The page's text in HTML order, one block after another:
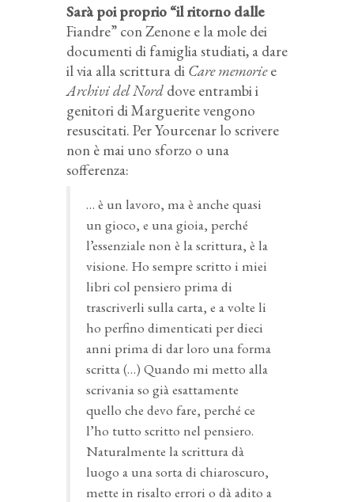
Sarà poi proprio “il ritorno dalle
Fiandre” con Zenone e la mole dei
documenti di famiglia studiati, a dare
il via alla scrittura di Care memoriee
Archivi del Nord dove entrambi i
genitori di Marguerite vengono
resuscitati. Per Yourcenar lo scrivere
non è mai uno sforzo o una
sofferenza:
… è un lavoro, ma è anche quasi
un gioco, e una gioia, perché
l’essenziale non è la scrittura, è la
visione. Ho sempre scritto i miei
libri col pensiero prima di
trascriverli sulla carta, e a volte li
ho perfino dimenticati per dieci
anni prima di dar loro una forma
scritta (…) Quando mi metto alla
scrivania so già esattamente
quello che devo fare, perché ce
l’ho tutto scritto nel pensiero.
Naturalmente la scrittura dà
luogo a una sorta di chiaroscuro,
mette in risalto errori o dà adito a